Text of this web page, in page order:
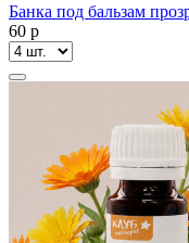
Банка под бальзам
60 p